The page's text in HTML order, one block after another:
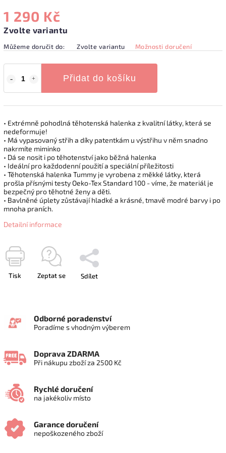
1 290 Kč
Zvolte variantu
Můžeme doručit do: Zvolte variantu Možnosti doručení
Přidat do košíku
• Extrémně pohodlná těhotenská halenka z kvalitní látky, která se
nedeformuje!
• Má vypasovaný střih a díky patentkám u výstřihu v něm snadno
nakrmíte miminko
• Dá se nosit i po těhotenství jako běžná halenka
• Ideální pro každodenní použití a speciální příležitosti
• Těhotenská halenka Tummy je vyrobena z měkké látky, která
prošla přísnými testy Oeko-Tex Standard 100 - víme, že materiál je
bezpečný pro těhotné ženy a děti.
• Bavlněné úplety zůstávají hladké a krásné, tmavě modré barvy i po
mnoha praních.
Detailní informace
Tisk Zeptat se Sdílet
Odborné poradenství
Poradíme s vhodným výberem
Doprava ZDARMA
Při nákupu zboží za 2500 Kč
Rychlé doručení
na jakékoliv místo
Garance doručení
nepoškozeného zboží